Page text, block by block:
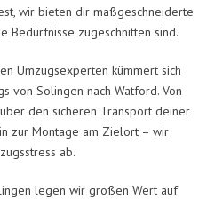
wir bieten dir maßgeschneiderte
Bedürfnisse zugeschnitten sind.
Umzugsexperten kümmert sich
von Solingen nach Watford. Von
den sicheren Transport deiner
zur Montage am Zielort – wir
ab.
legen wir großen Wert auf